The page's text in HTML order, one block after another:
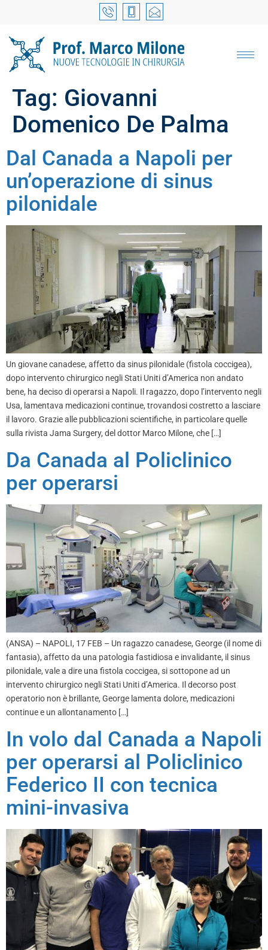
Tag: Giovanni
Domenico De Palma
Dal Canada a Napoli per
un’operazione di sinus
pilonidale
Un giovane canadese, affetto da sinus pilonidale (fistola coccigea),
dopo intervento chirurgico negli Stati Uniti d’America non andato
bene, ha deciso di operarsi a Napoli. Il ragazzo, dopo l’intervento negli
Usa, lamentava medicazioni continue, trovandosi costretto a lasciare
il lavoro. Grazie alle pubblicazioni scientifiche, in particolare quelle
sulla rivista Jama Surgery, del dottor Marco Milone, che […]
Da Canada al Policlinico
per operarsi
(ANSA) – NAPOLI, 17 FEB – Un ragazzo canadese, George (il nome di
fantasia), affetto da una patologia fastidiosa e invalidante, il sinus
pilonidale, vale a dire una fistola coccigea, si sottopone ad un
intervento chirurgico negli Stati Uniti d’America. Il decorso post
operatorio non è brillante, George lamenta dolore, medicazioni
continue e un allontanamento […]
In volo dal Canada a Napoli
per operarsi al Policlinico
Federico II con tecnica
mini-invasiva